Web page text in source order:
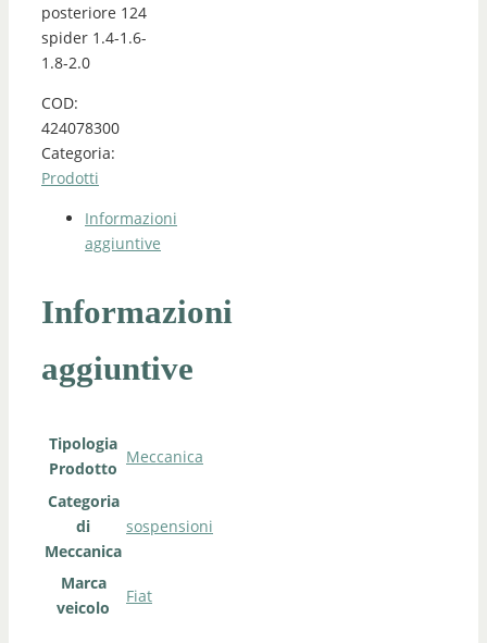
posteriore 124
spider 1.4-1.6-
1.8-2.0
COD:
424078300
Categoria:
Prodotti
Informazioni
aggiuntive
Informazioni
aggiuntive
Tipologia
Prodotto
Meccanica
Categoria
di
Meccanica
sospensioni
Marca
veicolo
Fiat